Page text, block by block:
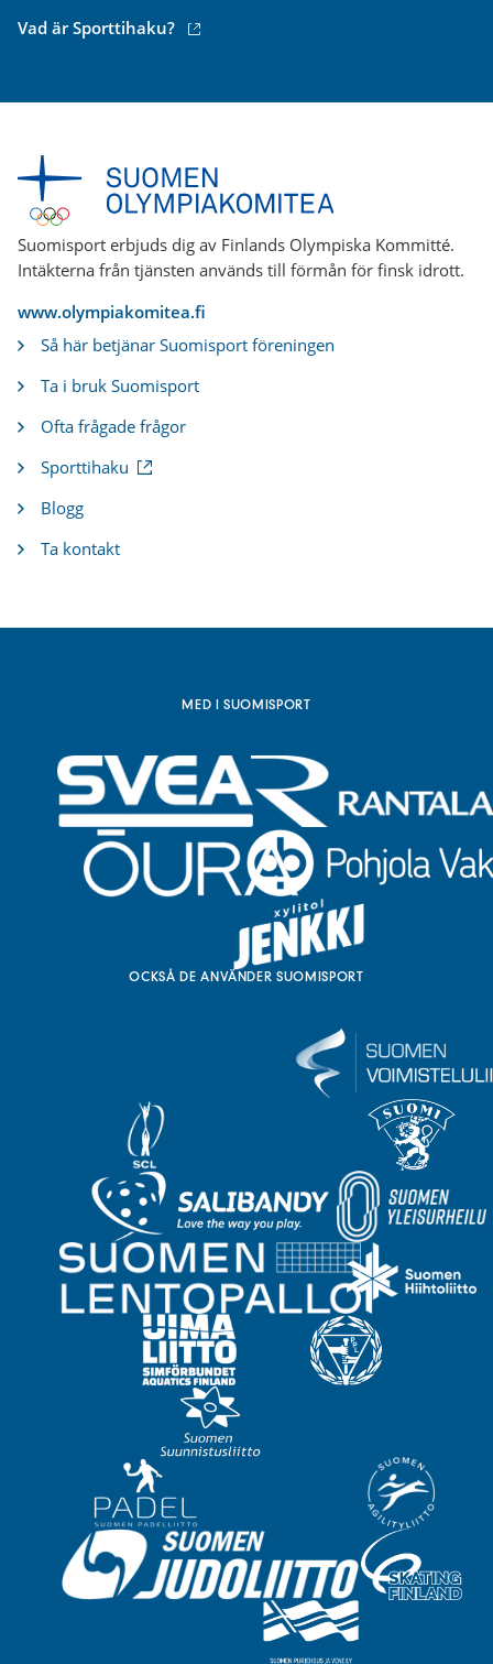
Vad är Sporttihaku? (extern
Suomisport erbjuds dig av Finlands Olympiska Kommitté.
Intäkterna från tjänsten används till förmån för finsk idrott.
www.olympiakomitea.fi
Så här betjänar Suomisport föreningen
Ta i bruk Suomisport
Ofta frågade frågor
Sporttihaku(
Blogg
Ta kontakt
MED I SUOMISPORT
OCKSÅ DE ANVÄNDER SUOMISPORT